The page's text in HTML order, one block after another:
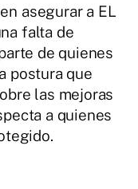
asegurar a EL
falta de
de quienes
postura que
las mejoras
a quienes